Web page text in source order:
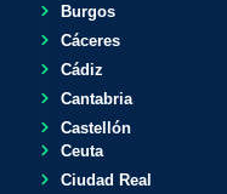
Burgos
Cáceres
Cádiz
Cantabria
Castellón
Ceuta
Ciudad Real